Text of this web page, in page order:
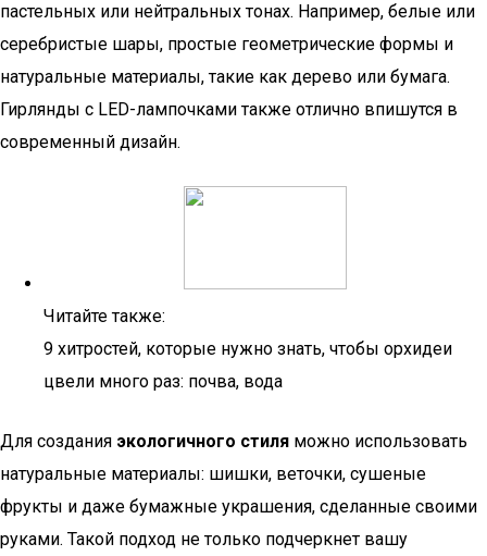
пастельных или нейтральных тонах. Например, белые или
серебристые шары, простые геометрические формы и
натуральные материалы, такие как дерево или бумага.
Гирлянды с LED-лампочками также отлично впишутся в
современный дизайн.
Читайте также:
9 хитростей, которые нужно знать, чтобы орхидеи
цвели много раз: почва, вода
Для создания экологичного стиля можно использовать
натуральные материалы: шишки, веточки, сушеные
фрукты и даже бумажные украшения, сделанные своими
руками. Такой подход не только подчеркнет вашу